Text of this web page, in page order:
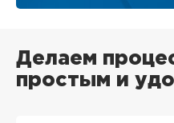
Делаем
простым и